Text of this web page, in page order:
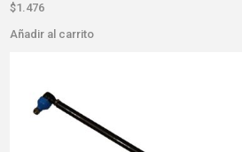
$1.476
Añadir al carrito